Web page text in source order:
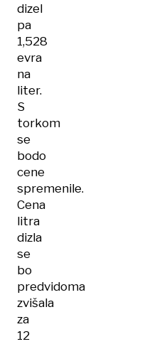
dizel
pa
1,528
evra
na
liter.
S
torkom
se
bodo
cene
spremenile.
Cena
litra
dizla
se
bo
predvidoma
zvišala
za
12